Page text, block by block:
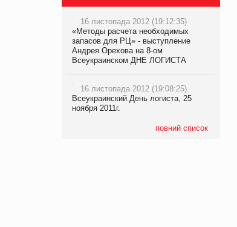
16 листопада 2012 (19:12:35)
«Методы расчета необходимых
запасов для РЦ» - выступление
Андрея Орехова на 8-ом
Всеукраинском ДНЕ ЛОГИСТА
16 листопада 2012 (19:08:25)
Всеукраинский День логиста, 25
ноября 2011г.
повний список